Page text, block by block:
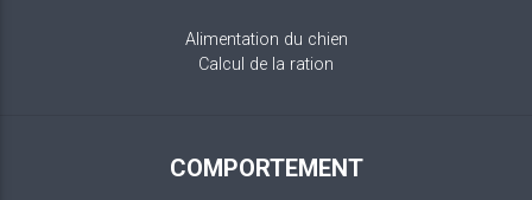
Alimentation du chien
Calcul de la ration
COMPORTEMENT